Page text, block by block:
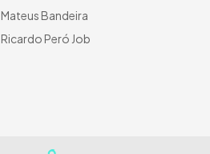
Mateus Bandeira
Ricardo Peró Job